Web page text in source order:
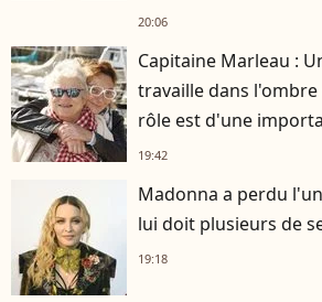
20:06
Capitaine Marleau :
travaille dans l'ombre
rôle est d'une
19:42
Madonna a perdu
lui doit plusieurs de
19:18